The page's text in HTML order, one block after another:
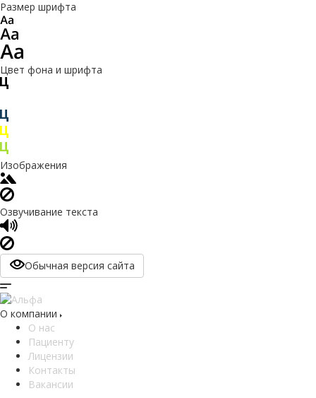
Размер шрифта
Цвет фона и шрифта
Изображения
Озвучивание текста
Обычная версия сайта
О компании
О нас
Пациенту
Лицензии
Контакты
Вакансии